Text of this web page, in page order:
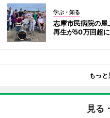
学ぶ・知る
志摩市民病院の
再生が50万回超に
もっと
見る